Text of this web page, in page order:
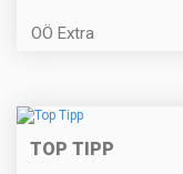
OÖ Extra
TOP TIPP